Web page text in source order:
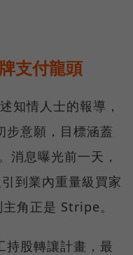
支付龍頭
知情人士的報導，
意願，目標涵蓋
消息曝光前一天，
到業內重量級買家
角正是 Stripe。
股轉讓計畫，最